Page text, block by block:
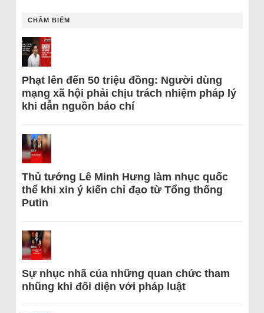
CHÂM BIẾM
Phạt lên đến 50 triệu đồng: Người dùng
mạng xã hội phải chịu trách nhiệm pháp lý
khi dẫn nguồn báo chí
Thủ tướng Lê Minh Hưng làm nhục quốc
thể khi xin ý kiến chỉ đạo từ Tổng thống
Putin
Sự nhục nhã của những quan chức tham
nhũng khi đối diện với pháp luật